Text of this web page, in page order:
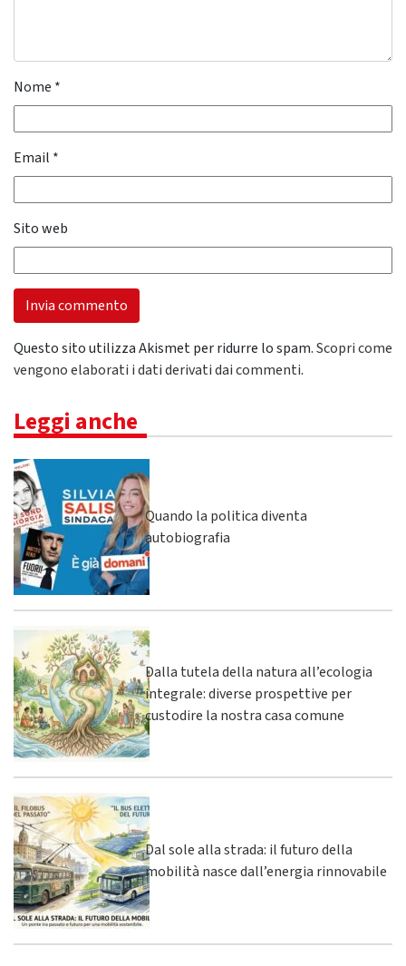
Nome *
Email *
Sito web
Questo sito utilizza Akismet per ridurre lo spam.Scopri come
vengono elaborati i dati derivati dai commenti.
Leggi anche
Quando la politica diventa
autobiografia
Dalla tutela della natura all’ecologia
integrale: diverse prospettive per
custodire la nostra casa comune
Dal sole alla strada: il futuro della
mobilità nasce dall’energia rinnovabile